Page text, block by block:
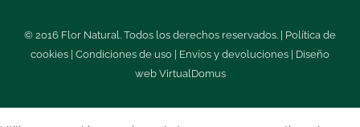
© 2016 Flor Natural. Todos los derechos reservados. | Política de
cookies Condiciones de uso Envíos y devoluciones
Diseño
web VirtualDomus